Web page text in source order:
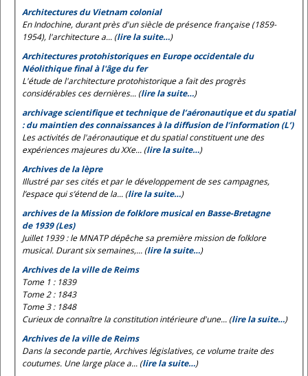
Architectures du Vietnam colonial
En Indochine, durant près d'un siècle de présence française (1859-
1954), l'architecture a... (lire la suite…)
Architectures protohistoriques en Europe occidentale du
Néolithique final à l'âge du fer
L'étude de l'architecture protohistorique a fait des progrès
considérables ces dernières... (lire la suite…)
archivage scientifique et technique de l’aéronautique et du spatial
: du maintien des connaissances à la diffusion de l’information (L’)
Les activités de l'aéronautique et du spatial constituent une des
expériences majeures du XXe... (lire la suite…)
Archives de la lèpre
Illustré par ses cités et par le développement de ses campagnes,
l’espace qui s’étend de la... (lire la suite…)
archives de la Mission de folklore musical en Basse-Bretagne
de 1939 (Les)
Juillet 1939 : le MNATP dépêche sa première mission de folklore
musical. Durant six semaines,... (lire la suite…)
Archives de la ville de Reims
Tome 1 : 1839
Tome 2 : 1843
Tome 3 : 1848
Curieux de connaître la constitution intérieure d'une... (lire la suite…)
Archives de la ville de Reims
Dans la seconde partie, Archives législatives, ce volume traite des
coutumes. Une large place a... (lire la suite…)